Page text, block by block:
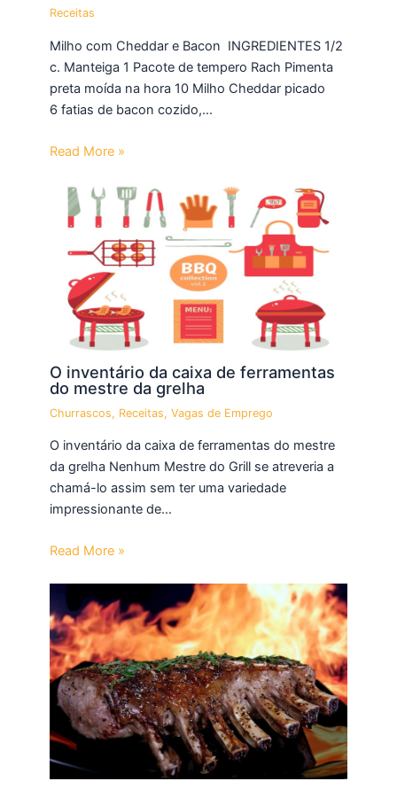
Receitas
Milho com Cheddar e Bacon INGREDIENTES 1/2
c. Manteiga 1 Pacote de tempero Rach Pimenta
preta moída na hora 10 Milho Cheddar picado
6 fatias de bacon cozido,…
Read More »
O inventário da caixa de ferramentas
do mestre da grelha
Churrascos, Receitas,Vagas de Emprego
O inventário da caixa de ferramentas do mestre
da grelha Nenhum Mestre do Grill se atreveria a
chamá-lo assim sem ter uma variedade
impressionante de…
Read More »